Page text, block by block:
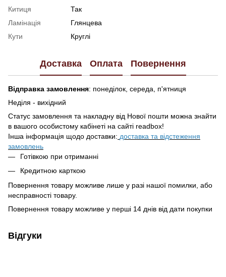
Китиця
Так
Ламінація
Глянцева
Кути
Круглі
Доставка Оплата Повернення
Відправка замовлення: понеділок, середа, п'ятниця
Неділя - вихідний
Статус замовлення та накладну від Нової пошти можна знайти
в вашого особистому кабінеті на сайті readbox!
Інша інформація щодо доставки: доставка та відстеження
замовлень
Готівкою при отриманні
Кредитною карткою
Повернення товару можливе лише у разі нашої помилки, або
несправності товару.
Повернення товару можливе у перші 14 днів від дати покупки
Відгуки